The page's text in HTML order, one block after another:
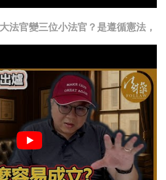
法官變三位小法官？是遵循憲法，